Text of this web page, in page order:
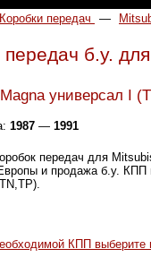
Коробки передач —
передач б.у.
универсал I
1987 — 1991
передач для
и продажа б.у.
КПП выберите